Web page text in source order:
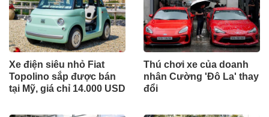
Xe điện siêu nhỏ Fiat
Topolino sắp được bán
tại Mỹ, giá chỉ 14.000 USD
Thú chơi xe của doanh
nhân Cường 'Đô La' thay
đổi